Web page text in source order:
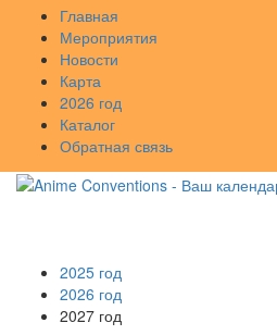
Главная
Мероприятия
Новости
Карта
2026 год
Каталог
Обратная связь
2025 год
2026 год
2027 год